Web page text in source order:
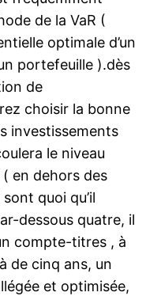
de la VaR (
optimale d’un
portefeuille ).dès
de
choisir la bonne
investissements
le niveau
( en dehors des
quoi qu’il
dessous quatre, il
compte-titres , à
de cinq ans, un
et optimisée,